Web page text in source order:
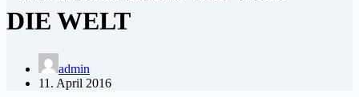
DIE WELT
admin
11. April 2016